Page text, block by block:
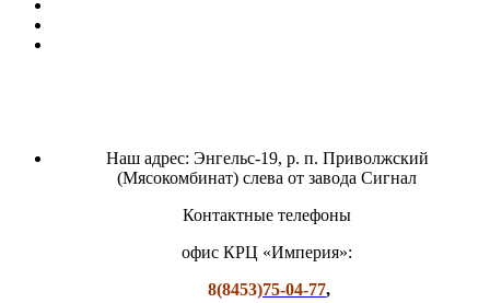
Наш адрес: Энгельс-19, р. п. Приволжский
(Мясокомбинат) слева от завода Сигнал
Контактные телефоны
офис КРЦ «Империя»:
8(8453)75-04-77,